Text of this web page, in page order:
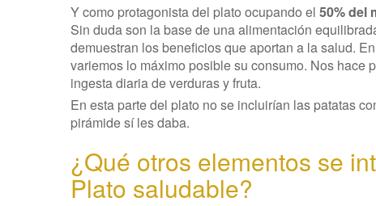
Y como protagonista del plato ocupando el 50% del
Sin duda son la base de una alimentación
demuestran los beneficios que aportan a la salud.
variemos lo máximo posible su consumo. Nos
ingesta diaria de verduras y fruta.
En esta parte del plato no se incluirían las patatas
pirámide sí les daba.
¿Qué otros elementos se
Plato saludable?